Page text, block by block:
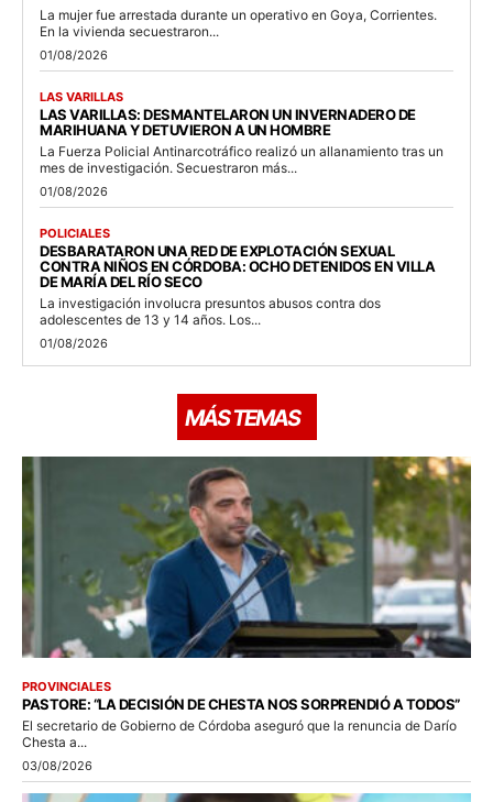
La mujer fue arrestada durante un operativo en Goya, Corrientes.
En la vivienda secuestraron...
01/08/2026
LAS VARILLAS
LAS VARILLAS: DESMANTELARON UN INVERNADERO DE
MARIHUANA Y DETUVIERON A UN HOMBRE
La Fuerza Policial Antinarcotráfico realizó un allanamiento tras un
mes de investigación. Secuestraron más...
01/08/2026
POLICIALES
DESBARATARON UNA RED DE EXPLOTACIÓN SEXUAL
CONTRA NIÑOS EN CÓRDOBA: OCHO DETENIDOS EN VILLA
DE MARÍA DEL RÍO SECO
La investigación involucra presuntos abusos contra dos
adolescentes de 13 y 14 años. Los...
01/08/2026
MÁS TEMAS
PROVINCIALES
PASTORE: “LA DECISIÓN DE CHESTA NOS SORPRENDIÓ A TODOS”
El secretario de Gobierno de Córdoba aseguró que la renuncia de Darío
Chesta a...
03/08/2026